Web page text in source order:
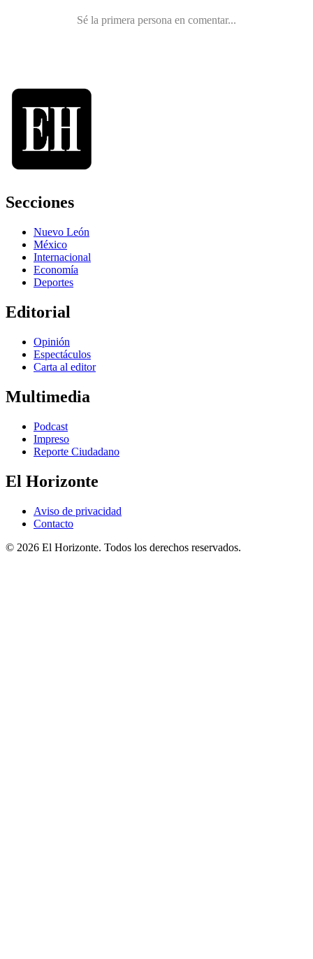
Secciones
Nuevo León
México
Internacional
Economía
Deportes
Editorial
Opinión
Espectáculos
Carta al editor
Multimedia
Podcast
Impreso
Reporte Ciudadano
El Horizonte
Aviso de privacidad
Contacto
© 2026 El Horizonte. Todos los derechos reservados.